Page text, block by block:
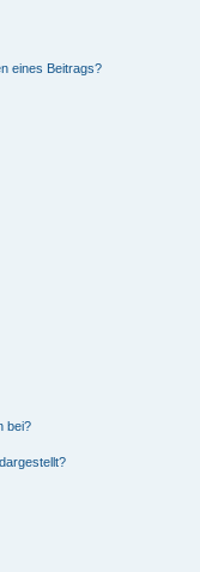
eines Beitrags?
bei?